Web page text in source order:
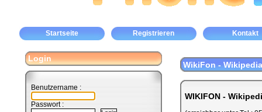
Startseite Registrieren Kontakt
Login
Benutzername :
Passwort :
WikiFon -
WIKIFON -